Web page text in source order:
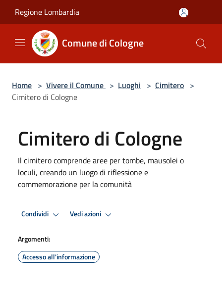
Regione Lombardia
Comune di Cologne
Home > Vivere il Comune > Luoghi > Cimitero >
Cimitero di Cologne
Cimitero di Cologne
Il cimitero comprende aree per tombe, mausolei o
loculi, creando un luogo di riflessione e
commemorazione per la comunità
Condividi Vedi azioni
Argomenti:
Accesso all'informazione